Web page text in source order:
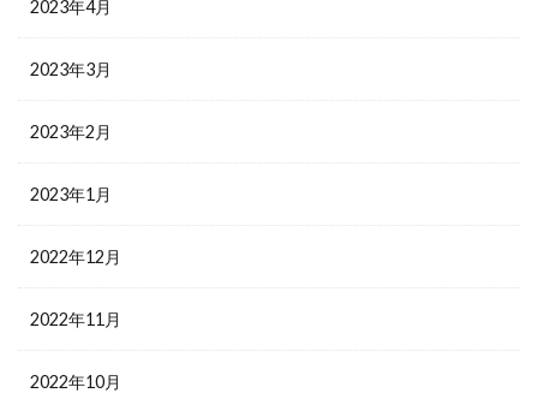
2023年4月
2023年3月
2023年2月
2023年1月
2022年12月
2022年11月
2022年10月